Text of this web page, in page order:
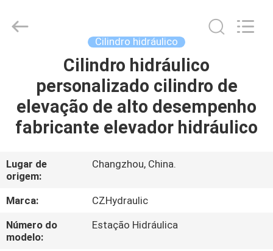
CASA
PRODUTOS
VÍDEOS
SOBRE
NÓS
EQUIPMENT
CO.,LTD.
Cilindro hidráulico
Cilindro hidráulico
personalizado cilindro de
elevação de alto desempenho
fabricante elevador hidráulico
Lugar de
origem:
Changzhou, China.
Marca:
CZHydraulic
Número do
modelo:
Estação Hidráulica